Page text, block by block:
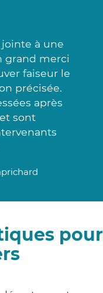
à une
grand merci
faiseur le
précisée.
après
sont
pour